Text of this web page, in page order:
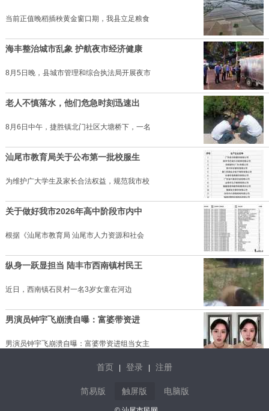
当前正值晚稻插秧黄金窗口期，我县立足粮食
海丰整治城市乱象 护航夜市经济健康
8月5日晚，县城市管理和综合执法局开展夜市
老人不慎落水，他们危急时刻迅速出
8月6日中午，捷胜镇北门社区大塘桥下，一名
汕尾市教育局关于公布第一批校服生
为维护广大学生及家长合法权益，规范我市校
关于做好我市2026年高中阶段市内中
根据《汕尾市教育局 汕尾市人力资源和社会
纵身一跃显担当 陆丰市西南镇村民王
近日，西南镇石艮村一名3岁女童在河边
男演员钟宇飞崩溃自曝：富婆带资进
男演员钟宇飞崩溃自曝：富婆带资进组当女主
“不建议大家买深色蛋糕”上热搜，
近日，“不建议大家买深色蛋糕”的话题登上
首页 登录 注册
简易版 触屏版 电脑版